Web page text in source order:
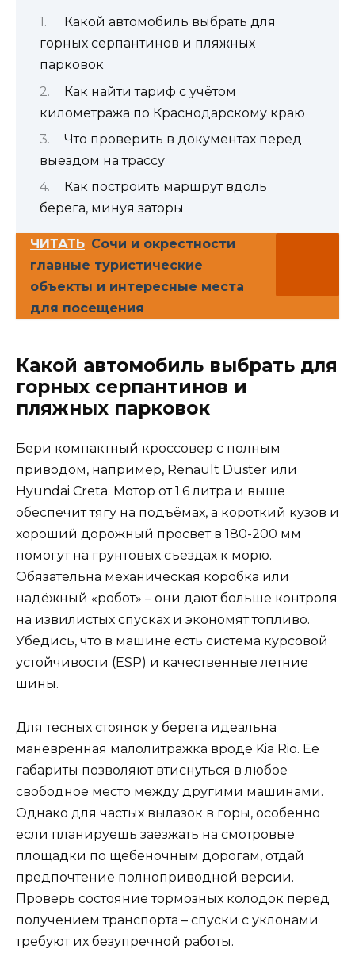
Какой автомобиль выбрать для
горных серпантинов и пляжных
парковок
Как найти тариф с учётом
километража по Краснодарскому краю
Что проверить в документах перед
выездом на трассу
Как построить маршрут вдоль
берега, минуя заторы
ЧИТАТЬ Сочи и окрестности
главные туристические
объекты и интересные места
для посещения
Какой автомобиль выбрать для
горных серпантинов и
пляжных парковок
Бери компактный кроссовер с полным
приводом, например, Renault Duster или
Hyundai Creta. Мотор от 1.6 литра и выше
обеспечит тягу на подъёмах, а короткий кузов и
хороший дорожный просвет в 180-200 мм
помогут на грунтовых съездах к морю.
Обязательна механическая коробка или
надёжный «робот» – они дают больше контроля
на извилистых спусках и экономят топливо.
Убедись, что в машине есть система курсовой
устойчивости (ESP) и качественные летние
шины.
Для тесных стоянок у берега идеальна
маневренная малолитражка вроде Kia Rio. Её
габариты позволяют втиснуться в любое
свободное место между другими машинами.
Однако для частых вылазок в горы, особенно
если планируешь заезжать на смотровые
площадки по щебёночным дорогам, отдай
предпочтение полноприводной версии.
Проверь состояние тормозных колодок перед
получением транспорта – спуски с уклонами
требуют их безупречной работы.